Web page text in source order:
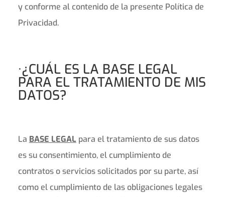
y conforme al contenido de la presente Política de
Privacidad.
·¿CUÁL ES LA BASE LEGAL
PARA EL TRATAMIENTO DE MIS
DATOS?
La BASE LEGAL para el tratamiento de sus datos
es su consentimiento, el cumplimiento de
contratos o servicios solicitados por su parte, así
como el cumplimiento de las obligaciones legales